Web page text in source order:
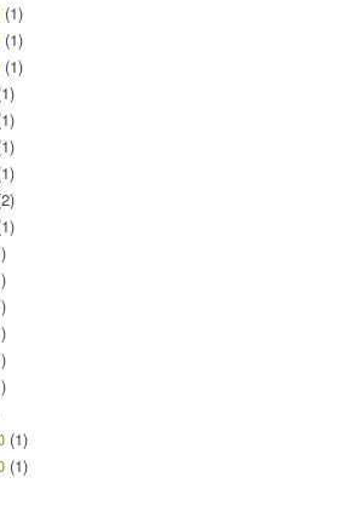
(1)
(1)
(1)
(1)
(1)